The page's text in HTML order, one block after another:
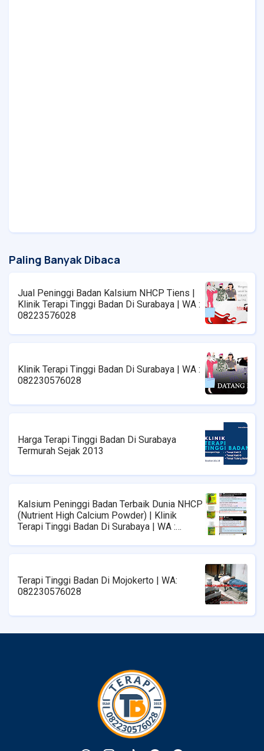
Paling Banyak Dibaca
Jual Peninggi Badan Kalsium NHCP Tiens |
Klinik Terapi Tinggi Badan Di Surabaya | WA :
08223576028
Klinik Terapi Tinggi Badan Di Surabaya | WA :
082230576028
Harga Terapi Tinggi Badan Di Surabaya
Termurah Sejak 2013
Kalsium Peninggi Badan Terbaik Dunia NHCP
(Nutrient High Calcium Powder) | Klinik
Terapi Tinggi Badan Di Surabaya | WA :
Terapi Tinggi Badan Di Mojokerto | WA:
082230576028